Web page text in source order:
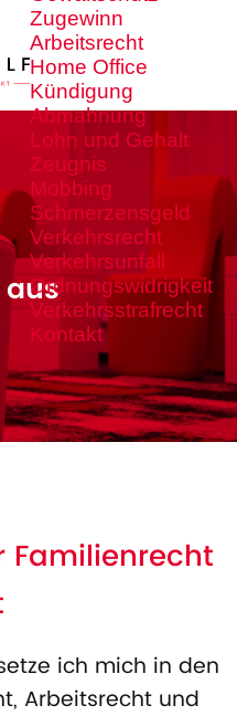
Zugewinn
Arbeitsrecht
Home Office
Kündigung
Abmahnung
Lohn und Gehalt
Zeugnis
Mobbing
Schmerzensgeld
Verkehrsrecht
Verkehrsunfall
Ordnungswidrigkeit
Verkehrsstrafrecht
Kontakt
Familienrecht
ich mich in den
Arbeitsrecht und